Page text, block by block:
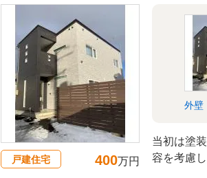
戸建住宅 400万円
外壁
当初は塗
容を考慮